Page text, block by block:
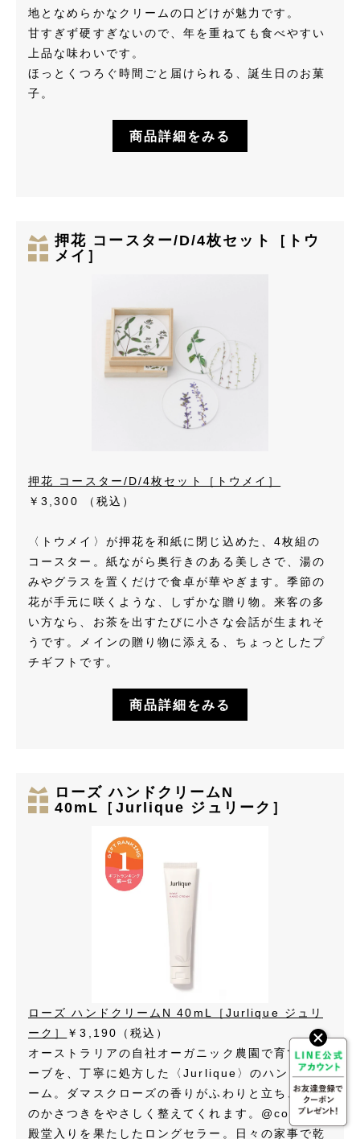
地となめらかなクリームの口どけが魅力です。
甘すぎず硬すぎないので、年を重ねても食べやすい
上品な味わいです。
ほっとくつろぐ時間ごと届けられる、誕生日のお菓
子。
商品詳細をみる
押花 コースター/D/4枚セット［トウ
メイ］
押花 コースター/D/4枚セット［トウメイ］
￥3,300
（税込）
〈トウメイ〉が押花を和紙に閉じ込めた、4枚組の
コースター。紙ながら奥行きのある美しさで、湯の
みやグラスを置くだけで食卓が華やぎます。季節の
花が手元に咲くような、しずかな贈り物。来客の多
い方なら、お茶を出すたびに小さな会話が生まれそ
うです。メインの贈り物に添える、ちょっとしたプ
チギフトです。
商品詳細をみる
ローズ ハンドクリームN
40mL［Jurlique ジュリーク］
ローズ ハンドクリームN 40mL［Jurlique ジュリ
ーク］
￥3,190（税込）
オーストラリアの自社オーガニック農園で育てたハ
ーブを、丁寧に処方した〈Jurlique〉のハンドクリ
ーム。ダマスクローズの香りがふわりと立ち、手指
のかさつきをやさしく整えてくれます。@cosmeの
殿堂入りを果たしたロングセラー。日々の家事で乾